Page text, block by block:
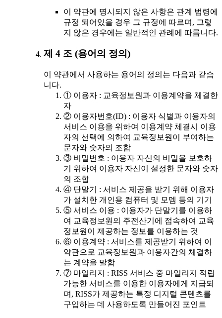
이 약관에 명시되지 않은 사항은 관계 법령에
규정 되어있을 경우 그 규정에 따르며, 그렇
지 않은 경우에는 일반적인 관례에 따릅니다.
제 4 조 (용어의 정의)
이 약관에서 사용하는 용어의 정의는 다음과 같습
니다.
① 이용자 : 교육정보원과 이용계약을 체결한
자
② 이용자번호(ID) : 이용자 식별과 이용자의
서비스 이용을 위하여 이용계약 체결시 이용
자의 선택에 의하여 교육정보원이 부여하는
문자와 숫자의 조합
③ 비밀번호 : 이용자 자신의 비밀을 보호하
기 위하여 이용자 자신이 설정한 문자와 숫자
의 조합
④ 단말기 : 서비스 제공을 받기 위해 이용자
가 설치한 개인용 컴퓨터 및 모뎀 등의 기기
⑤ 서비스 이용 : 이용자가 단말기를 이용하
여 교육정보원의 주전산기에 접속하여 교육
정보원이 제공하는 정보를 이용하는 것
⑥ 이용계약 : 서비스를 제공받기 위하여 이
약관으로 교육정보원과 이용자간의 체결하
는 계약을 말함
⑦ 마일리지 : RISS 서비스 중 마일리지 적립
가능한 서비스를 이용한 이용자에게 지급되
며, RISS가 제공하는 특정 디지털 콘텐츠를
구입하는 데 사용하도록 만들어진 포인트